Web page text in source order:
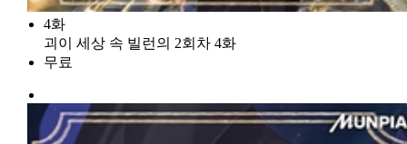
4화
괴이 세상 속 빌런의 2회차 4화
무료